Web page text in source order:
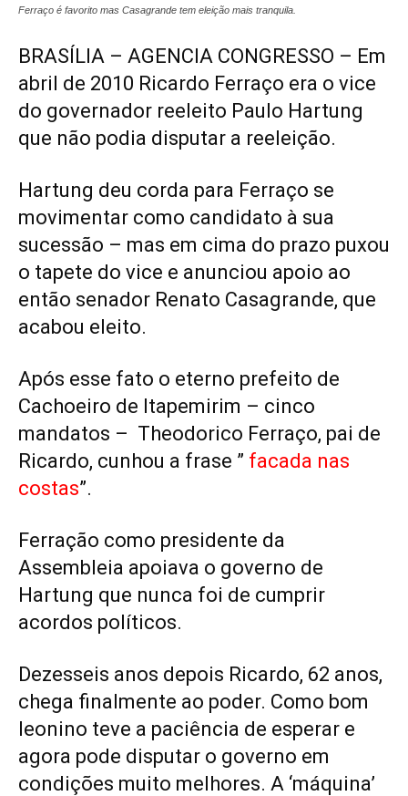
Ferraço é favorito mas Casagrande tem eleição mais tranquila.
BRASÍLIA – AGENCIA CONGRESSO – Em
abril de 2010 Ricardo Ferraço era o vice
do governador reeleito Paulo Hartung
que não podia disputar a reeleição.
Hartung deu corda para Ferraço se
movimentar como candidato à sua
sucessão – mas em cima do prazo puxou
o tapete do vice e anunciou apoio ao
então senador Renato Casagrande, que
acabou eleito.
Após esse fato o eterno prefeito de
Cachoeiro de Itapemirim – cinco
mandatos – Theodorico Ferraço, pai de
Ricardo, cunhou a frase ” facada nas
costas”.
Ferração como presidente da
Assembleia apoiava o governo de
Hartung que nunca foi de cumprir
acordos políticos.
Dezesseis anos depois Ricardo, 62 anos,
chega finalmente ao poder. Como bom
leonino teve a paciência de esperar e
agora pode disputar o governo em
condições muito melhores. A ‘máquina’